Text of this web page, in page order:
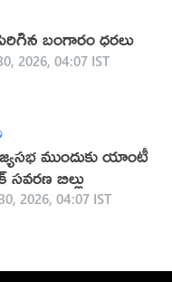
బంగారం ధరలు
2026, 04:07 IST
ముందుకు యాంటీ
సవరణ బిల్లు
2026, 04:07 IST